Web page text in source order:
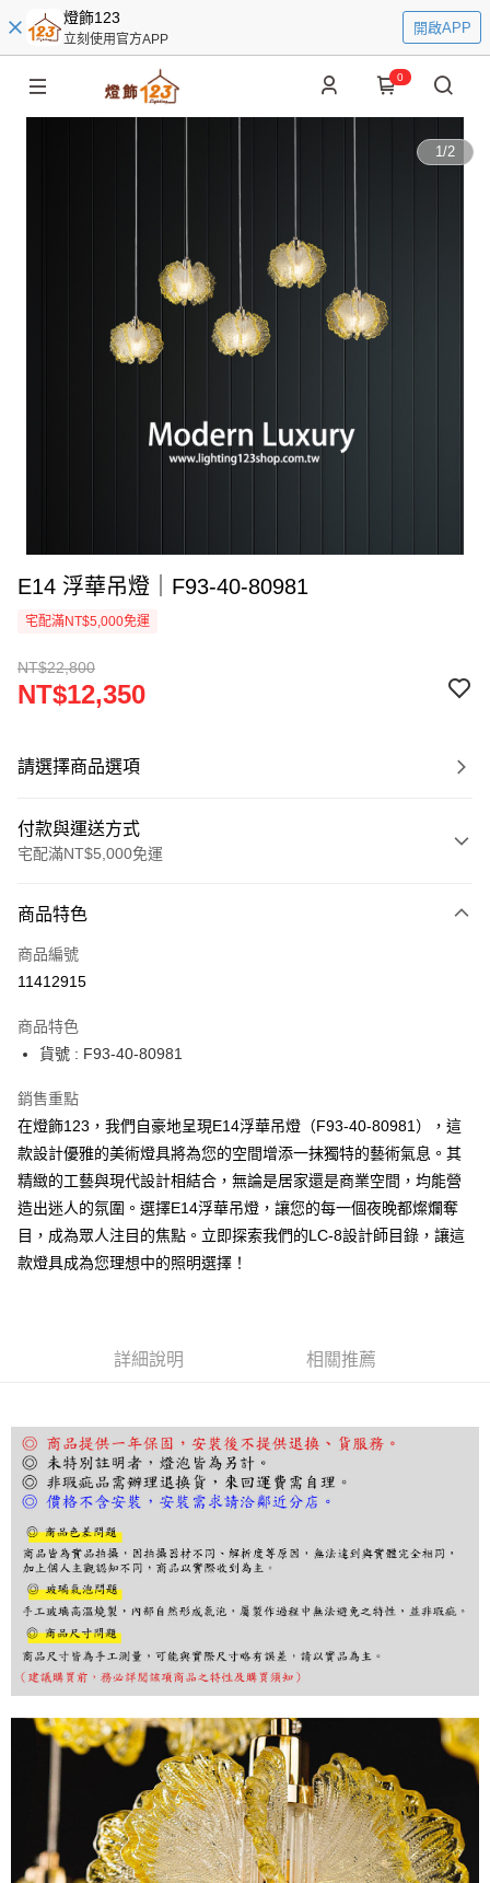
燈飾123
立刻使用官方APP
開啟APP
0
1/2
E14 浮華吊燈｜F93-40-80981
宅配滿NT$5,000免運
NT$22,800
NT$12,350
請選擇商品選項
付款與運送方式
宅配滿NT$5,000免運
信用卡一次付款
LINE Pay
街口支付
悠遊付
Google Pay
全盈+PAY
AFTEE先享後付
相關說明
【關於「AFTEE先享後付」】
３．安心：先確認商品／服務後，再付款。
結帳頁面，進行簡訊認證並確認金額後，即可完成結帳。
２．訂單成立數日內，您將收到繳費通知簡訊。
３．收到繳費通知簡訊後14天內，點擊此簡訊中的連結，可透過四大超商／
ATM／網路銀行／等多元方式進行付款，方視為交易完成。
購買商品的店家。未經商家同意取消之訂單仍視為有效，需透過AFTEE先享
後付繳納相關費用。
※ 交易是否成功請以「AFTEE先享後付 」之結帳頁面顯示為準，若有關於
是否繳費成功／繳費後需取消欲退款等相關疑問，請聯繫「AFTEE先享後付
客戶支援中心」 https://netprotections.freshdesk.com/support/home
【注意事項】
１．透過由恩沛科技股份有限公司提供之「AFTEE先享後付」服務完成之交
易，需依本服務之必要範圍內提供個人資料，並將交易相關給付款項請求債
權轉讓予恩沛科技股份有限公司。
２．關於個人資料處理事宜，請瀏覽以下網址：
https://aftee.tw/terms/#terms3
３．未成年的使用者請事先徵得法定代理人或監護人之同意方可使用
「AFTEE先享後付」，若未經同意申辦者引起之損失，本公司不負相關責
４．使用「AFTEE先享後付」時，將依據個別帳號之用戶狀況，依本公司即
時審查核予不同之上限額度；若仍有額度不足之情形，本公司將視審查結果
請求用戶進行身份認證。
商品特色
商品編號
11412915
商品特色
貨號 : F93-40-80981
銷售重點
在燈飾123，我們自豪地呈現E14浮華吊燈（F93-40-80981），這
款設計優雅的美術燈具將為您的空間增添一抹獨特的藝術氣息。其
精緻的工藝與現代設計相結合，無論是居家還是商業空間，均能營
造出迷人的氛圍。選擇E14浮華吊燈，讓您的每一個夜晚都燦爛奪
目，成為眾人注目的焦點。立即探索我們的LC-8設計師目錄，讓這
款燈具成為您理想中的照明選擇！
詳細說明 相關推薦